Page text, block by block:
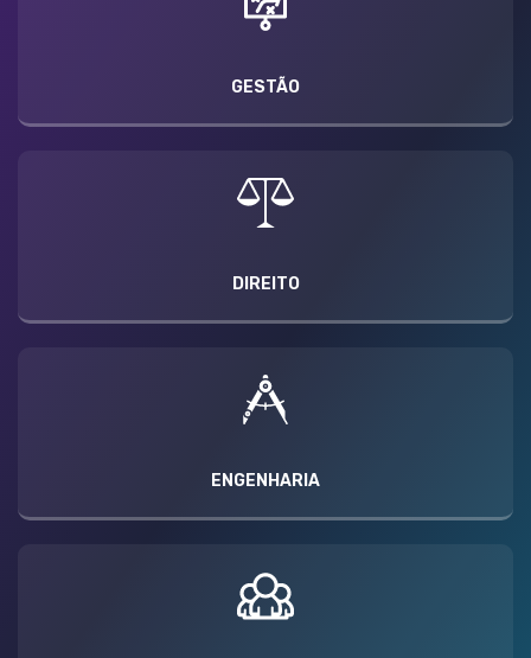
GESTÃO
DIREITO
ENGENHARIA